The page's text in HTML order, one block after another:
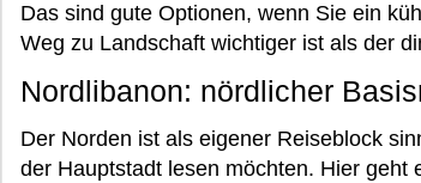
Das sind gute Optionen, wenn Sie ein
Weg zu Landschaft wichtiger ist als der
Nordlibanon: nördlicher
Der Norden ist als eigener Reiseblock
der Hauptstadt lesen möchten. Hier